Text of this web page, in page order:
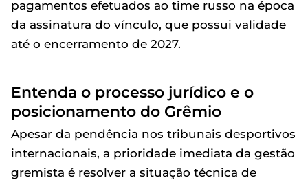
pagamentos efetuados ao time russo na época
da assinatura do vínculo, que possui validade
até o encerramento de 2027.
Entenda o processo jurídico e o
posicionamento do Grêmio
Apesar da pendência nos tribunais desportivos
internacionais, a prioridade imediata da gestão
gremista é resolver a situação técnica de